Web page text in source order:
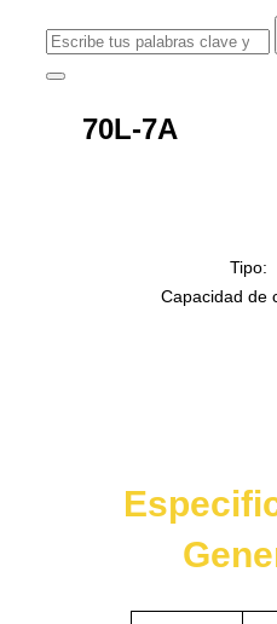
Buscar:
Alternar
barra
lateral70L-7A
Tipo:
Capacidad de